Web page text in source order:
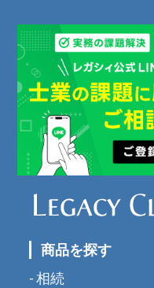
商品を探す
相続